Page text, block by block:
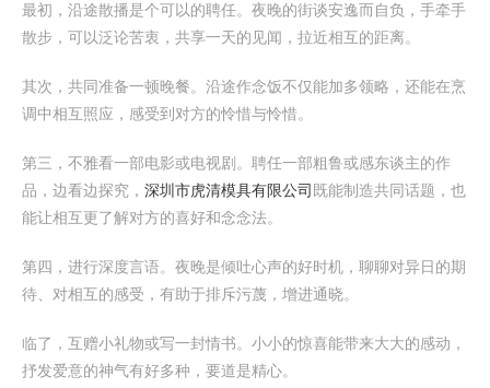
最初，沿途散播是个可以的聘任。夜晚的街谈安逸而自负，手牵手
散步，可以泛论苦衷，共享一天的见闻，拉近相互的距离。
其次，共同准备一顿晚餐。沿途作念饭不仅能加多领略，还能在烹
调中相互照应，感受到对方的怜惜与怜惜。
第三，不雅看一部电影或电视剧。聘任一部粗鲁或感东谈主的作
品，边看边探究， 深圳市虎清模具有限公司 既能制造共同话题，也
能让相互更了解对方的喜好和念念法。
第四，进行深度言语。夜晚是倾吐心声的好时机，聊聊对异日的期
待、对相互的感受，有助于排斥污蔑，增进通晓。
临了，互赠小礼物或写一封情书。小小的惊喜能带来大大的感动，
抒发爱意的神气有好多种，要道是精心。